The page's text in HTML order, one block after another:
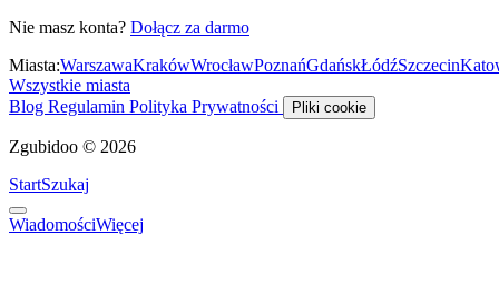
Nie masz konta? Dołącz za darmo
Miasta:WarszawaKrakówWrocławPoznańGdańskŁódźSzczecin
Wszystkie miasta
Blog Regulamin Polityka Prywatności Pliki cookie
Zgubidoo © 2026
StartSzukaj
WiadomościWięcej